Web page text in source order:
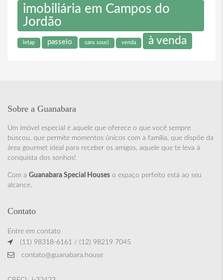
imobiliária em Campos do
Jordão
letap passeio sans souci venda à venda
Sobre a Guanabara
Um imóvel especial é aquele que oferece o que você sempre
buscou, que permite momentos únicos com a família, que dispõe da
área gourmet ideal para receber os amigos, aquele que te leva à
conquista dos sonhos!
Com a Guanabara Special Houses o espaço perfeito está ao seu
alcance.
Contato
Entre em contato
(11) 98318-6161 / (12) 98219 7045
contato@guanabara.house